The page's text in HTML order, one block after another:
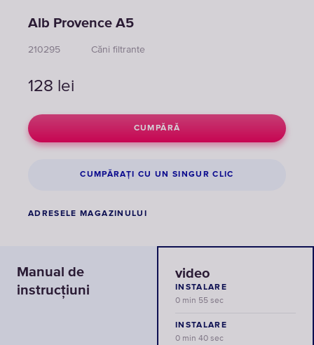
Alb Provence A5
210295 Căni filtrante
128 lei
CUMPĂRĂ
CUMPĂRAȚI CU UN SINGUR CLIC
ADRESELE MAGAZINULUI
Manual de
instrucțiuni
video
INSTALARE
0 min 55 sec
INSTALARE
0 min 40 sec